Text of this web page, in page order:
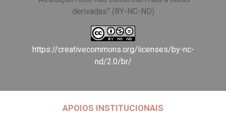
derivadas” (BY-NC-ND)
https://creativecommons.org/licenses/by-nc-
nd/2.0/br/
APOIOS INSTITUCIONAIS